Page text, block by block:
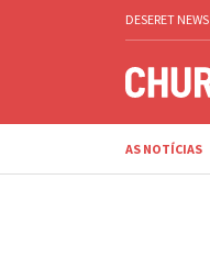
DESERET NEWS
AS NOTÍCIAS